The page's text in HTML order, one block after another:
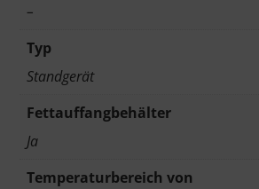
–
Typ
Standgerät
Fettauffangbehälter
Ja
Temperaturbereich von